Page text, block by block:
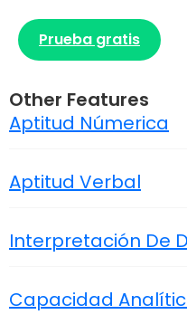
Prueba gratis
Other Features
Aptitud Númerica
Aptitud Verbal
Interpretación De
Capacidad